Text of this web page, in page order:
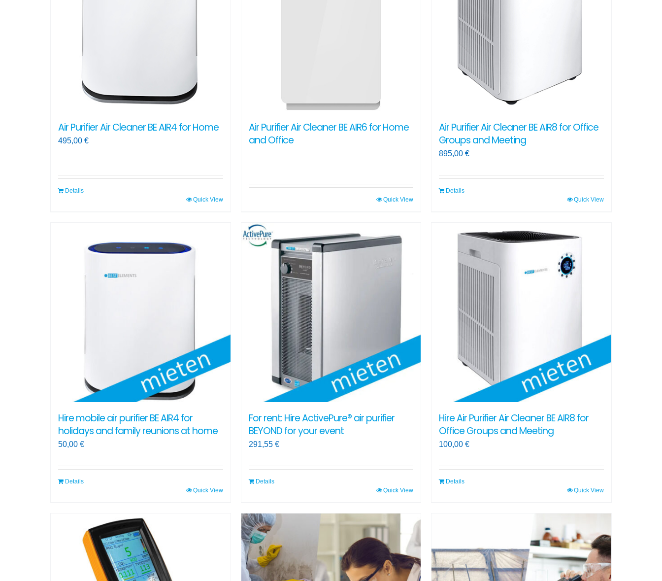
Air Purifier Air Cleaner BE AIR4 for Home
495,00 €
Details
Quick View
Air Purifier Air Cleaner BE AIR6 for Home
and Office
Quick View
Air Purifier Air Cleaner BE AIR8 for Office
Groups and Meeting
895,00€
Details
Quick View
Hire mobile air purifier BE AIR4 for
holidays and family reunions at home
50,00 €
Details
Quick View
For rent: Hire ActivePure® air purifier
BEYOND for your event
291,55 €
Details
Quick View
Hire Air Purifier Air Cleaner BE AIR8 for
Office Groups and Meeting
100,00€
Details
Quick View